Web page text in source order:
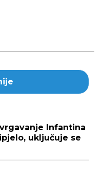
Infantina
uključuje se